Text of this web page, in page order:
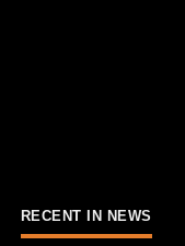
RECENT IN NEWS